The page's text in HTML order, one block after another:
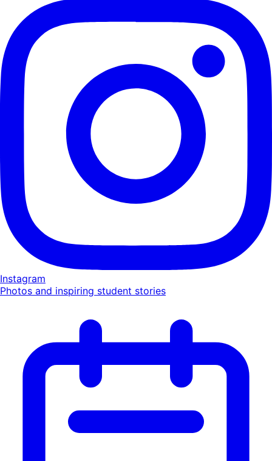
Instagram
Photos and inspiring student stories